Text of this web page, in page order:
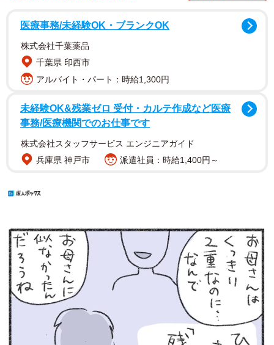
医療事務/未経験OK・ブランクOK
株式会社千葉薬品
千葉県 印西市
アルバイト・パート：時給1,300円
未経験OK&残業ゼロ 受付・カルテ作成など医療
事務/医療機関でのお仕事です
株式会社スタッフサービス エンジニアガイド
兵庫県 神戸市
派遣社員：時給1,400円～